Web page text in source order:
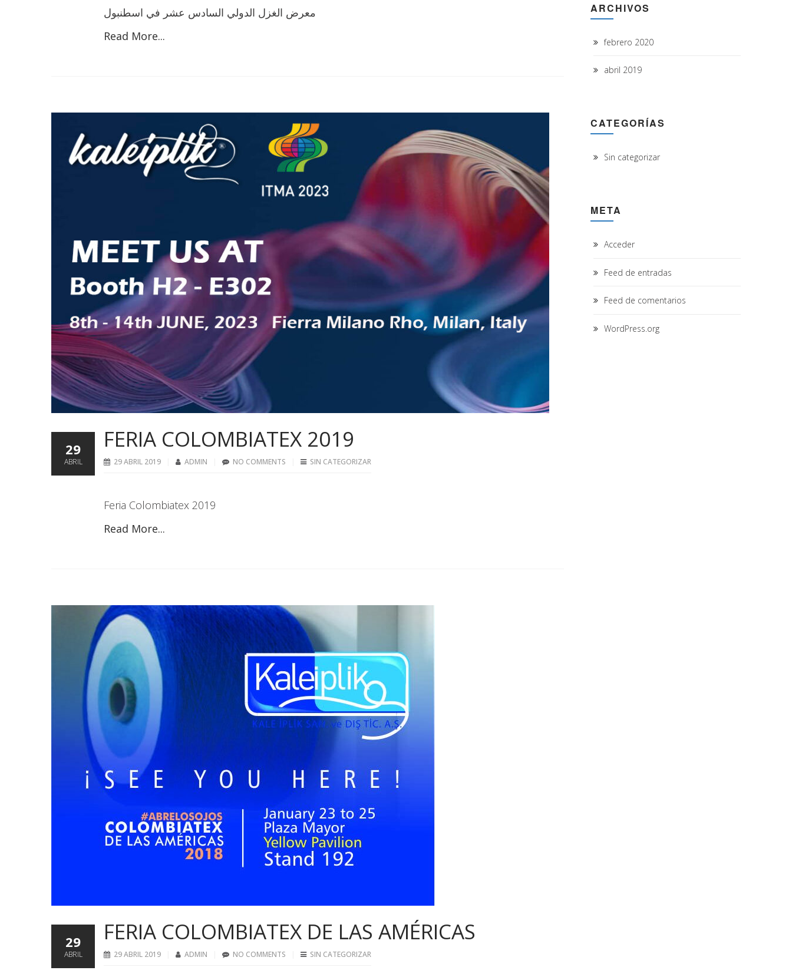
معرض الغزل الدولي السادس عشر في اسطنبول
Read More...
FERIA COLOMBIATEX 2019
29 ABRIL 2019 ADMIN NO COMMENTS SIN CATEGORIZAR
Feria Colombiatex 2019
Read More...
29
ABRIL
FERIA COLOMBIATEX DE LAS AMÉRICAS
29 ABRIL 2019 ADMIN NO COMMENTS SIN CATEGORIZAR
29
ABRIL
ARCHIVOS
febrero 2020
abril 2019
CATEGORÍAS
Sin categorizar
META
Acceder
Feed de entradas
Feed de comentarios
WordPress.org